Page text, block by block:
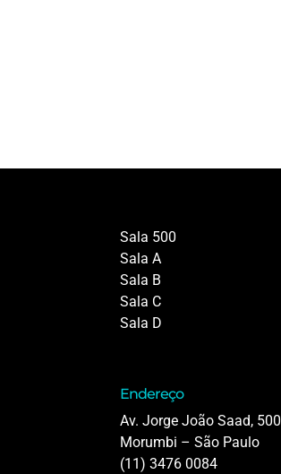
Sala 500
Sala A
Sala B
Sala C
Sala D
Endereço
Av. Jorge João Saad, 500
Morumbi – São Paulo
(11) 3476 0084